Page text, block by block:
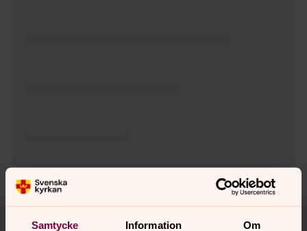
Samtycke Information Om
Tillbaka till toppen
Tillbaka till innehållet